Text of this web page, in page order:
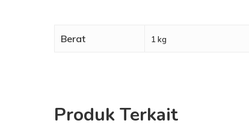
Berat 1 kg
Produk Terkait